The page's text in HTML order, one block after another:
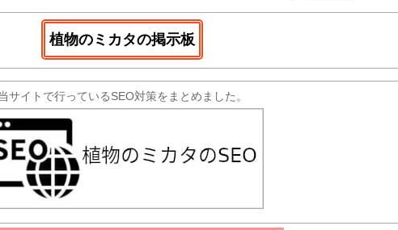
植物のミカタの掲示板
サイトで行っているSEO対策をまとめました。